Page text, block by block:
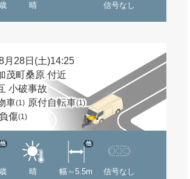
晴 信号なし
月28日(土)14:25
茂町桑原 付近
小破事故
車(1) 原付自転車(1)
負傷(1)
他
晴 幅～5.5m
他
信号なし